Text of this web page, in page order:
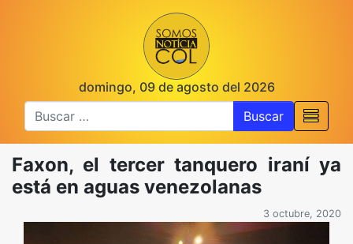
domingo, 09 de agosto del 2026
Buscar
Faxon, el tercer tanquero iraní ya
está en aguas venezolanas
3 octubre, 2020